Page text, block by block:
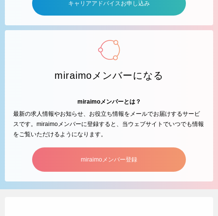
キャリアアドバイスお申し込み
miraimoメンバーになる
miraimoメンバーとは？
最新の求人情報やお知らせ、お役立ち情報をメールでお届けするサービ
スです。miraimoメンバーに登録すると、当ウェブサイトでいつでも情報
をご覧いただけるようになります。
miraimoメンバー登録